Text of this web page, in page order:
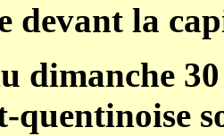
devant la
dimanche
quentinoise